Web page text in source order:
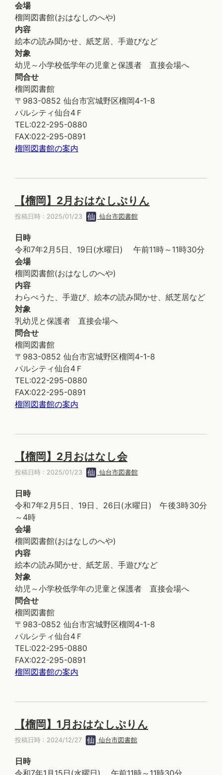
会場
榴岡図書館(おはなしのへや)
内容
絵本の読み聞かせ、紙芝居、手遊びなど
対象
幼児～小学校低学年の児童と保護者 直接会場へ
問合せ
榴岡図書館
〒983-0852 仙台市宮城野区榴岡4-1-8
パルシティ仙台4Ｆ
TEL:022-295-0880
FAX:022-295-0891
榴岡図書館の案内
【榴岡】2月おはなしぷりん
投稿日時 : 2025/01/23 仙台市図書館
日時
令和7年2月5日、19日(水曜日) 午前11時～11時30分
会場
榴岡図書館(おはなしのへや)
内容
わらべうた、手遊び、絵本の読み聞かせ、紙芝居など
対象
乳幼児と保護者 直接会場へ
問合せ
榴岡図書館
〒983-0852 仙台市宮城野区榴岡4-1-8
パルシティ仙台4Ｆ
TEL:022-295-0880
FAX:022-295-0891
榴岡図書館の案内
【榴岡】2月おはなし会
投稿日時 : 2025/01/23 仙台市図書館
日時
令和7年2月5日、19日、26日(水曜日) 午後3時30分
～4時
会場
榴岡図書館(おはなしのへや)
内容
絵本の読み聞かせ、紙芝居、手遊びなど
対象
幼児～小学校低学年の児童と保護者 直接会場へ
問合せ
榴岡図書館
〒983-0852 仙台市宮城野区榴岡4-1-8
パルシティ仙台4Ｆ
TEL:022-295-0880
FAX:022-295-0891
榴岡図書館の案内
【榴岡】1月おはなしぷりん
投稿日時 : 2024/12/27 仙台市図書館
日時
令和7年1月15日(水曜日) 午前11時～11時30分